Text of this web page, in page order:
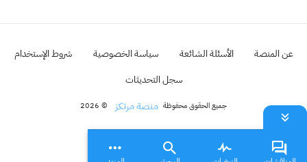
عن المنصة الأسئلة الشائعة سياسة الخصوصية
شروط الإستخدام
سجل التحديثات
جميع الحقوق محفوظة منصة مرتكز © 2026